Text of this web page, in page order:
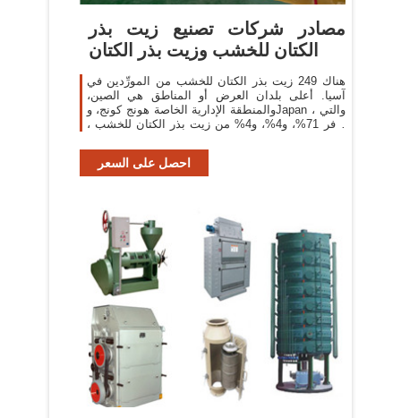
مصادر شركات تصنيع زيت بذر
الكتان للخشب وزيت بذر الكتان
هناك 249 زيت بذر الكتان للخشب من المورِّدين في
آسيا. أعلى بلدان العرض أو المناطق هي الصين،
والمنطقة الإدارية الخاصة هونج كونج، وJapan ، والتي
توفر 71%، و4%، و4% من زيت بذر الكتان للخشب ،
احصل على السعر